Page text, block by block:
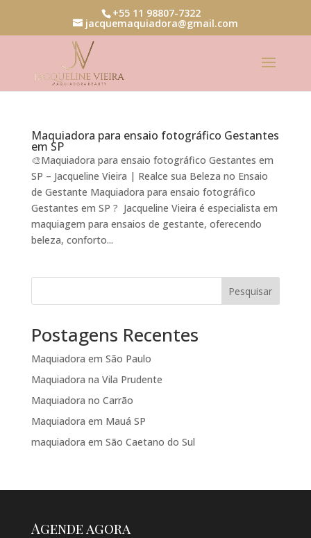
+55 11 98807-7322
jacquemaquiadora@gmail.com
Maquiadora para ensaio fotográfico Gestantes
em SP
🎨Maquiadora para ensaio fotográfico Gestantes em
SP – Jacqueline Vieira | Realce sua Beleza no Ensaio
de Gestante Maquiadora para ensaio fotográfico
Gestantes em SP ? Jacqueline Vieira é especialista em
maquiagem para ensaios de gestante, oferecendo
beleza, conforto...
Pesquisar
Postagens Recentes
Maquiadora em São Paulo
Maquiadora na Vila Prudente
Maquiadora no Carrão
Maquiadora em Mauá SP
maquiadora em São Caetano do Sul
Agende agora